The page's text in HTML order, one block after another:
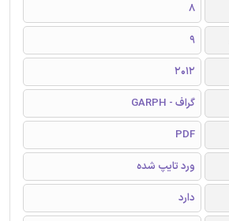
8
9
2012
گراف - GARPH
PDF
ورد تایپ شده
دارد